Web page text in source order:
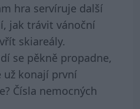
hra servíruje další
jak trávit vánoční
skiareály.
se pěkně propadne,
už konají první
Čísla nemocných